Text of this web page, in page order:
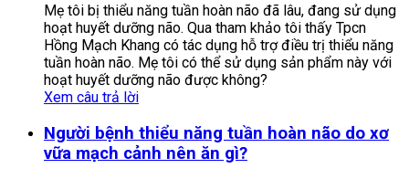
Mẹ tôi bị thiểu năng tuần hoàn não đã lâu, đang sử dụng
hoạt huyết dưỡng não. Qua tham khảo tôi thấy Tpcn
Hồng Mạch Khang có tác dụng hỗ trợ điều trị thiểu năng
tuần hoàn não. Mẹ tôi có thể sử dụng sản phẩm này với
hoạt huyết dưỡng não được không?
Xem câu trả lời
Người bệnh thiểu năng tuần hoàn não do xơ
vữa mạch cảnh nên ăn gì?